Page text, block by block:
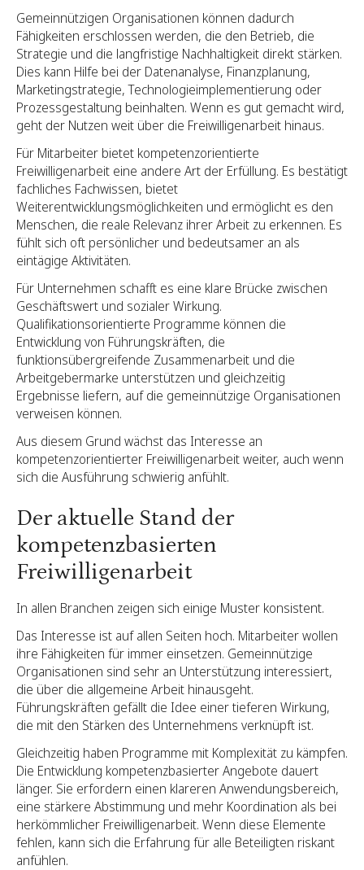
Gemeinnützigen Organisationen können dadurch
Fähigkeiten erschlossen werden, die den Betrieb, die
Strategie und die langfristige Nachhaltigkeit direkt stärken.
Dies kann Hilfe bei der Datenanalyse, Finanzplanung,
Marketingstrategie, Technologieimplementierung oder
Prozessgestaltung beinhalten. Wenn es gut gemacht wird,
geht der Nutzen weit über die Freiwilligenarbeit hinaus.
Für Mitarbeiter bietet kompetenzorientierte
Freiwilligenarbeit eine andere Art der Erfüllung. Es bestätigt
fachliches Fachwissen, bietet
Weiterentwicklungsmöglichkeiten und ermöglicht es den
Menschen, die reale Relevanz ihrer Arbeit zu erkennen. Es
fühlt sich oft persönlicher und bedeutsamer an als
eintägige Aktivitäten.
Für Unternehmen schafft es eine klare Brücke zwischen
Geschäftswert und sozialer Wirkung.
Qualifikationsorientierte Programme können die
Entwicklung von Führungskräften, die
funktionsübergreifende Zusammenarbeit und die
Arbeitgebermarke unterstützen und gleichzeitig
Ergebnisse liefern, auf die gemeinnützige Organisationen
verweisen können.
Aus diesem Grund wächst das Interesse an
kompetenzorientierter Freiwilligenarbeit weiter, auch wenn
sich die Ausführung schwierig anfühlt.
Der aktuelle Stand der
kompetenzbasierten
Freiwilligenarbeit
In allen Branchen zeigen sich einige Muster konsistent.
Das Interesse ist auf allen Seiten hoch. Mitarbeiter wollen
ihre Fähigkeiten für immer einsetzen. Gemeinnützige
Organisationen sind sehr an Unterstützung interessiert,
die über die allgemeine Arbeit hinausgeht.
Führungskräften gefällt die Idee einer tieferen Wirkung,
die mit den Stärken des Unternehmens verknüpft ist.
Gleichzeitig haben Programme mit Komplexität zu kämpfen.
Die Entwicklung kompetenzbasierter Angebote dauert
länger. Sie erfordern einen klareren Anwendungsbereich,
eine stärkere Abstimmung und mehr Koordination als bei
herkömmlicher Freiwilligenarbeit. Wenn diese Elemente
fehlen, kann sich die Erfahrung für alle Beteiligten riskant
anfühlen.